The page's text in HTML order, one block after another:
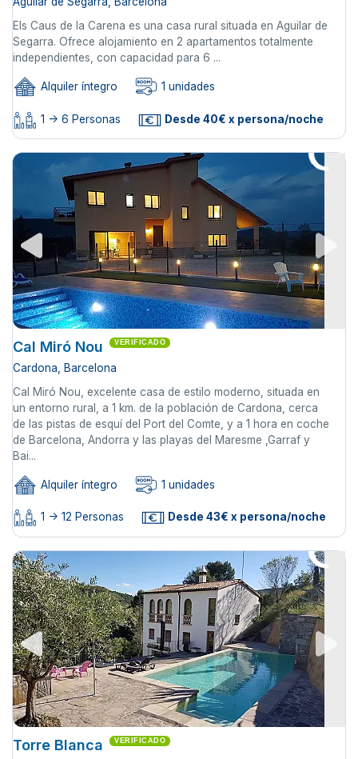
Els Caus de la Carena es una casa rural situada en Aguilar de
Segarra. Ofrece alojamiento en 2 apartamentos totalmente
independientes, con capacidad para 6 ...
Alquiler íntegro 1 unidades
1 -> 6 Personas Desde 40€ x persona/noche
Cal Miró Nou VERIFICADO
Cardona, Barcelona
Cal Miró Nou, excelente casa de estilo moderno, situada en
un entorno rural, a 1 km. de la población de Cardona, cerca
de las pistas de esquí del Port del Comte, y a 1 hora en coche
de Barcelona, Andorra y las playas del Maresme ,Garraf y
Bai...
Alquiler íntegro 1 unidades
1 -> 12 Personas Desde 43€ x persona/noche
Torre Blanca VERIFICADO